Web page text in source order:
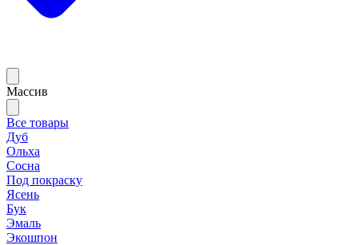
Массив
Все товары
Дуб
Ольха
Сосна
Под покраску
Ясень
Бук
Эмаль
Экошпон